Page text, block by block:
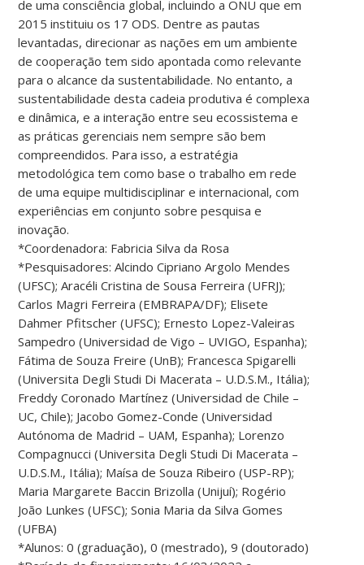
de uma consciência global, incluindo a ONU que em
2015 instituiu os 17 ODS. Dentre as pautas
levantadas, direcionar as nações em um ambiente
de cooperação tem sido apontada como relevante
para o alcance da sustentabilidade. No entanto, a
sustentabilidade desta cadeia produtiva é complexa
e dinâmica, e a interação entre seu ecossistema e
as práticas gerenciais nem sempre são bem
compreendidos. Para isso, a estratégia
metodológica tem como base o trabalho em rede
de uma equipe multidisciplinar e internacional, com
experiências em conjunto sobre pesquisa e
inovação.
*Coordenadora: Fabricia Silva da Rosa
*Pesquisadores: Alcindo Cipriano Argolo Mendes
(UFSC); Aracéli Cristina de Sousa Ferreira (UFRJ);
Carlos Magri Ferreira (EMBRAPA/DF); Elisete
Dahmer Pfitscher (UFSC); Ernesto Lopez-Valeiras
Sampedro (Universidad de Vigo – UVIGO, Espanha);
Fátima de Souza Freire (UnB); Francesca Spigarelli
(Universita Degli Studi Di Macerata – U.D.S.M., Itália);
Freddy Coronado Martínez (Universidad de Chile –
UC, Chile); Jacobo Gomez-Conde (Universidad
Autónoma de Madrid – UAM, Espanha); Lorenzo
Compagnucci (Universita Degli Studi Di Macerata –
U.D.S.M., Itália); Maísa de Souza Ribeiro (USP-RP);
Maria Margarete Baccin Brizolla (Unijuí); Rogério
João Lunkes (UFSC); Sonia Maria da Silva Gomes
(UFBA)
*Alunos: 0 (graduação), 0 (mestrado), 9 (doutorado)